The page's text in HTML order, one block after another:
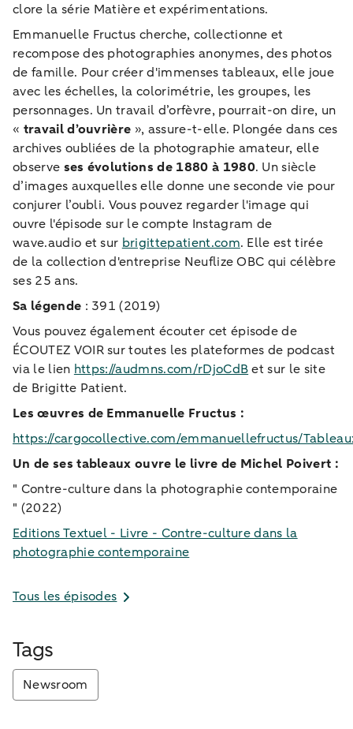
clore la série Matière et expérimentations.
Emmanuelle Fructus cherche, collectionne et
recompose des photographies anonymes, des photos
de famille. Pour créer d'immenses tableaux, elle joue
avec les échelles, la colorimétrie, les groupes, les
personnages. Un travail d’orfèvre, pourrait-on dire, un
« travail d’ouvrière », assure-t-elle. Plongée dans ces
archives oubliées de la photographie amateur, elle
observe ses évolutions de 1880 à 1980. Un siècle
d’images auxquelles elle donne une seconde vie pour
conjurer l’oubli. Vous pouvez regarder l'image qui
ouvre l'épisode sur le compte Instagram de
wave.audio et sur brigittepatient.com. Elle est tirée
de la collection d'entreprise Neuflize OBC qui célèbre
ses 25 ans.
Sa légende : 391 (2019)
Vous pouvez également écouter cet épisode de
ÉCOUTEZ VOIR sur toutes les plateformes de podcast
via le lien https://audmns.com/rDjoCdBet sur le site
de Brigitte Patient.
Les œuvres de Emmanuelle Fructus :
https://cargocollective.com/emmanuellefructus/
Un de ses tableaux ouvre le livre de Michel Poivert :
" Contre-culture dans la photographie contemporaine
" (2022)
Editions Textuel - Livre - Contre-culture dans la
photographie contemporaine
Tous les épisodes
Tags
Newsroom